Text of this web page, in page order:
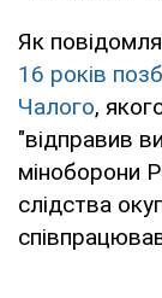
Як
16 років
Чалого,
"відправив
міноборони
слідства